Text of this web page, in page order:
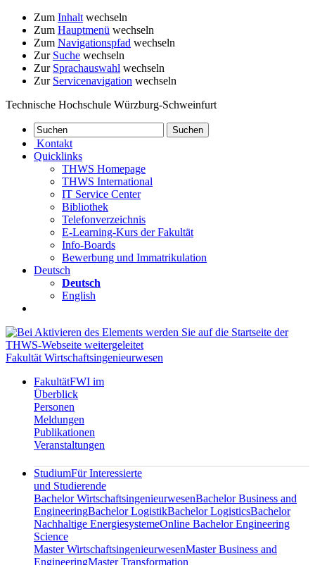
Zum Inhalt wechseln
Zum Hauptmenü wechseln
Zum Navigationspfad wechseln
Zur Suche wechseln
Zur Sprachauswahl wechseln
Zur Servicenavigation wechseln
Technische Hochschule Würzburg-Schweinfurt
Kontakt
Quicklinks
THWS Homepage
THWS International
IT Service Center
Bibliothek
Telefonverzeichnis
E-Learning-Kurs der Fakultät
Info-Boards
Bewerbung und Immatrikulation
Deutsch
Deutsch
English
Fakultät Wirtschaftsingenieurwesen
FakultätFWI im
Überblick
Personen
Meldungen
Publikationen
Veranstaltungen
StudiumFür Interessierte
und Studierende
Bachelor WirtschaftsingenieurwesenBachelor Business and
EngineeringBachelor LogistikBachelor LogisticsBachelor
Nachhaltige EnergiesystemeOnline Bachelor Engineering
Science
Master WirtschaftsingenieurwesenMaster Business and
EngineeringMaster Transformation